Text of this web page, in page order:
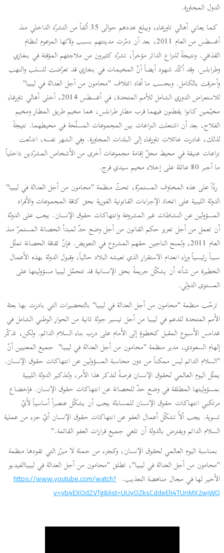
الدول المجاورة.
كما يعاني أهالي تاورغاء، ويبلغ عددهم حوالى 35 ألفاً من التشرّد الداخلي منذ
أغسطس من العام 2011، بعد أن دمّرت مدينتهم بسبب ولائها المزعوم لنظام
القذافي. ونتيجةً للنزاع الدائر مؤخراً، تشرّد كثيرون من ملاجئهم المؤقتة في بنغازي
وطرابلس. وقد أكّد شهود أيضاً أنّ المخيمات في بنغازي قد تعرّضت للسلب والنهب
وأحرقت بالكامل. وبحسب ما أفاد ائتلاف "محامون من أجل العدالة في ليبيا"
للاستعراض الدوري الشامل للأمم المتحدة، في أغسطس 2014، أخلى أهالي تاورغاء
مخيّمين كانوا يقطنون فيهما قرب مطار طرابلس، هما مخيم طريق المطار ومخيم
الفلاح، بعد أن اشتعلت النزاعات بين المجموعات المسلّحة في محيطهما. نتيجةً
لذلك، غادرت عائلات تاورغاء إلى البلدات المجاورة. وفي الشهر نفسه، اندلعت
نزاعات عنيفة في محيط محلّ إقامة مجموعات أخرى من الأشخاص المشرّدين داخلياً
ما أجبر 80 عائلة على إخلاء مخيم سيدي فرج.
ردّاً على هذه المخاوف المستمرّة، تحثّ منظمة "محامون من أجل العدالة في ليبيا"
الدولة الليبية على اتخاذ الإجراءات القانونية الفورية بحق كافة المجموعات والأفراد
المسؤولين عن النشاطات غير المشروعة وانتهاكات حقوق الإنسان. يجب على الدولة
أن تعمل من أجل تعزيز حكم القانون من أجل وضع حدّ لمبدأ الحصانة المستمرّ منذ
العام 2011، ولمنح الناجين حقهم المشروع في التعويض. فإنّ ثقافة الحصانة تمثّل
سبباً رئيسياً وراء انعدام الاستقرار الذي تعيشه البلاد حالياً، وقبول الدولة بهذه الأعمال
الخطيرة من شأنه أن يشكّل جريمةً بحق الإنسانية قد تتحمّل ليبيا مسؤوليتها على
المستوى الدولي.
ترحّب منظمة "محامون من أجل العدالة في ليبيا" بالتحضيرات التي بادرت بها بعثة
الأمم المتحدة للدعم في ليبيا من أجل تيسير جولة ثانية من الحوار الوطني الشامل في
غدامس الأسبوع المقبل كخطوةٍ إلى الأمام على درب بناء السلام الدائم. ولكن، تذكّر
إلهام السعودي، مدير منظمة "محامون من أجل العدالة في ليبيا" جميع المعنيين أنّ
"السلام الدائم ليس ممكناً من دون محاسبة المسؤولين عن انتهاكات حقوق الإنسان.
يمثّل اليوم العالمي لحقوق الإنسان فرصةً لتذكر هذا الأمر، ولتذكير الدولة الليبية
بمسؤوليتها المطلقة في وضع حدّ للحصانة عن انتهاكات حقوق الإنسان. فإخضاع
مرتكبي انتهاكات حقوق الإنسان للمساءلة يجب أن يشكّل عنصراً أساسياً لأيّ
تسوية. يجب ألاّ تشكّل أعمال العفو عن انتهاكات حقوق الإنسان أيّ جزء من عملية
السلام الدائم ويفترض بالدولة أن تلغي جميع قرارات العفو القائمة."
بمناسبة اليوم العالمي لحقوق الإنسان، وكجزء من حملة لا مبرّر التي تقودها منظمة
"محامون من أجل العدالة في ليبيا"، تطلق "محامون من أجل العدالة في ليبياالفيديو
الأخير لها في مجال مناهضة التعذيب. https://www.youtube.com/watch?
v=yb4EXOdZVTg&list=UUyOZksCddeEh4TUnMX2wjWQ